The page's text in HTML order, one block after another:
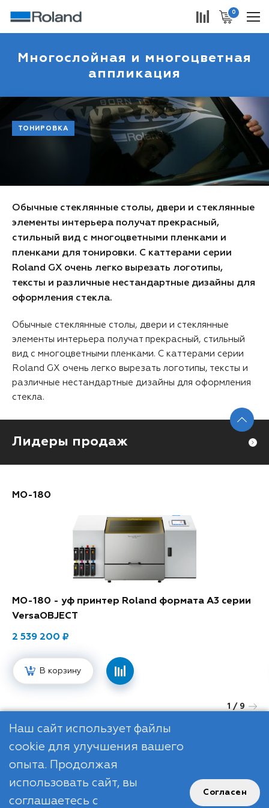
0
Многослойная и многоцветная
аппликация
ТОНИРОВКА
Обычные стеклянные столы, двери и стеклянные
элементы интерьера получат прекрасный,
стильный вид с многоцветными пленками и
пленками для тонировки. С каттерами серии
Roland GX очень легко вырезать логотипы,
тексты и различные нестандартные дизайны для
оформления стекла.
Обычные стеклянные столы, двери и стеклянные
элементы интерьера получат прекрасный, стильный
вид с многоцветными пленками. С каттерами серии
Roland GX очень легко вырезать логотипы, тексты и
различные нестандартные дизайны для оформления
стекла.
1 / 9
Лидеры продаж
MO-180
MO-180 - уф принтер Roland формата A3 серии
VersaOBJECT
2 539 200
В корзину
Next
Наш сайт использует файлы
cookie для улучшения вашего
опыта. Продолжая
использовать сайт, вы
соглашаетесь с
Согласен